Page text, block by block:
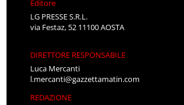
Editore
LG PRESSE S.R.L.
via Festaz, 52 11100 AOSTA
DIRETTORE RESPONSABILE
Luca Mercanti
l.mercanti@gazzettamatin.com
REDAZIONE